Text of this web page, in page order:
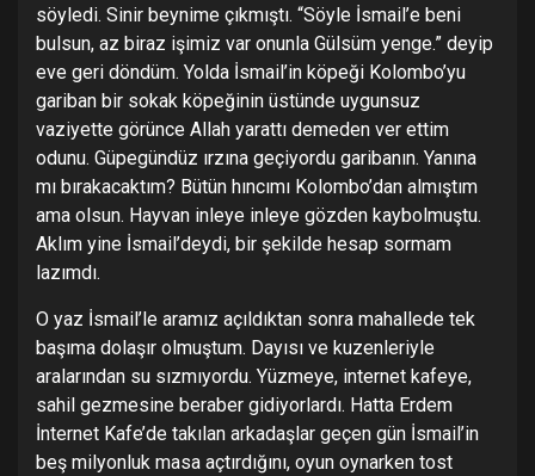
söyledi. Sinir beynime çıkmıştı. “Söyle İsmail’e beni
bulsun, az biraz işimiz var onunla Gülsüm yenge.” deyip
eve geri döndüm. Yolda İsmail’in köpeği Kolombo’yu
gariban bir sokak köpeğinin üstünde uygunsuz
vaziyette görünce Allah yarattı demeden ver ettim
odunu. Güpegündüz ırzına geçiyordu garibanın. Yanına
mı bırakacaktım? Bütün hıncımı Kolombo’dan almıştım
ama olsun. Hayvan inleye inleye gözden kaybolmuştu.
Aklım yine İsmail’deydi, bir şekilde hesap sormam
lazımdı.
O yaz İsmail’le aramız açıldıktan sonra mahallede tek
başıma dolaşır olmuştum. Dayısı ve kuzenleriyle
aralarından su sızmıyordu. Yüzmeye, internet kafeye,
sahil gezmesine beraber gidiyorlardı. Hatta Erdem
İnternet Kafe’de takılan arkadaşlar geçen gün İsmail’in
beş milyonluk masa açtırdığını, oyun oynarken tost